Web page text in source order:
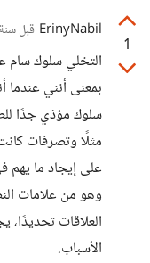
1
ErinyNabil قبل
التخلي سلوك سام
بمعنى أنني
سلوك مؤذي جدًا
مثلًا وتصرفات
على إيجاد ما يهم
وهو من علامات
العلاقات تحديدًا،
الأسباب.